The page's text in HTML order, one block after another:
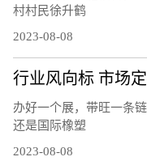
村村民徐升鹤
2023-08-08
办好一个展，带旺一条
还是国际橡塑
2023-08-08